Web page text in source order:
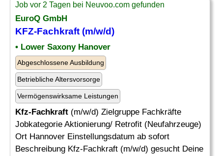
Job vor 2 Tagen bei Neuvoo.com gefunden
EuroQ GmbH
KFZ-Fachkraft (m/w/d)
• Lower Saxony Hanover
Abgeschlossene Ausbildung
Betriebliche Altersvorsorge
Vermögenswirksame Leistungen
Kfz-Fachkraft (m/w/d) Zielgruppe Fachkräfte
Jobkategorie Aktionierung/ Retrofit (Neufahrzeuge)
Ort Hannover Einstellungsdatum ab sofort
Beschreibung Kfz-Fachkraft (m/w/d) gesucht Deine